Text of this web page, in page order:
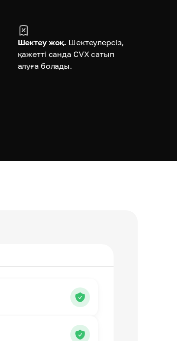
Шектеу жоқ. Шектеулерсіз,
қажетті санда CVX сатып
алуға болады.